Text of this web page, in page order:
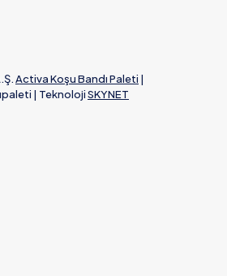
Activa Koşu Bandı Paleti |
| TeknolojiSKYNET